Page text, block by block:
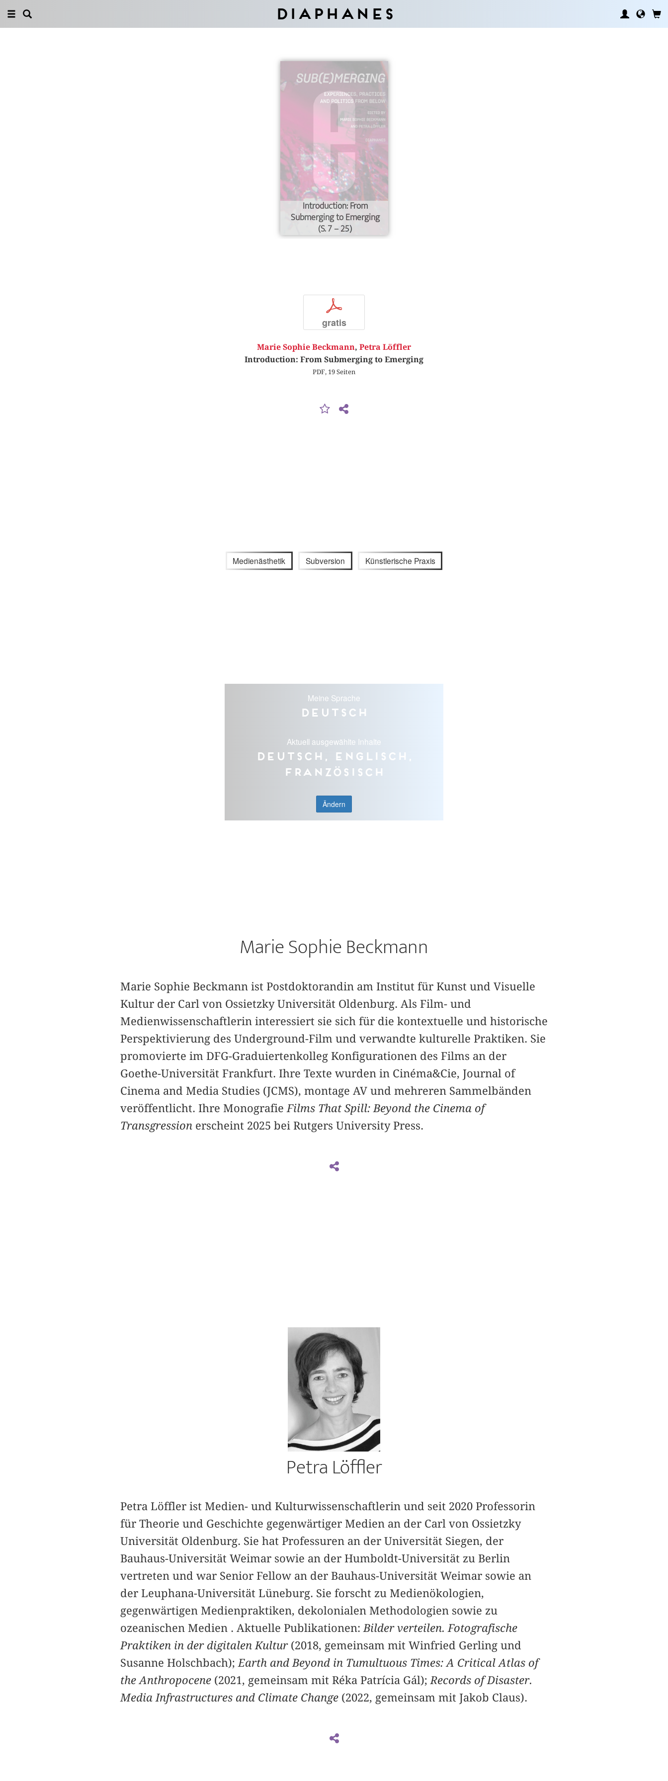
Diaphanes
Introduction: From
Submerging to Emerging
(S. 7 – 25)
p
gratis
Marie Sophie Beckmann, Petra Löffler
Introduction: From Submerging to Emerging
PDF, 19 Seiten
Medienästhetik Subversion Künstlerische Praxis
Meine Sprache
Deutsch
Aktuell ausgewählte Inhalte
Deutsch, Englisch,
Französisch
Ändern
Marie Sophie Beckmann
Marie Sophie Beckmann ist Postdoktorandin am Institut für Kunst und Visuelle
Kultur der Carl von Ossietzky Universität Oldenburg. Als Film- und
Medienwissenschaftlerin interessiert sie sich für die kontextuelle und historische
Perspektivierung des Underground-Film und verwandte kulturelle Praktiken. Sie
promovierte im DFG-Graduiertenkolleg Konfigurationen des Films an der
Goethe-Universität Frankfurt. Ihre Texte wurden in Cinéma&Cie, Journal of
Cinema and Media Studies (JCMS), montage AV und mehreren Sammelbänden
veröffentlicht. Ihre Monografie Films That Spill: Beyond the Cinema of
Transgressionerscheint 2025 bei Rutgers University Press.
Petra Löffler
Petra Löffler ist Medien- und Kulturwissenschaftlerin und seit 2020 Professorin
für Theorie und Geschichte gegenwärtiger Medien an der Carl von Ossietzky
Universität Oldenburg. Sie hat Professuren an der Universität Siegen, der
Bauhaus-Universität Weimar sowie an der Humboldt-Universität zu Berlin
vertreten und war Senior Fellow an der Bauhaus-Universität Weimar sowie an
der Leuphana-Universität Lüneburg. Sie forscht zu Medienökologien,
gegenwärtigen Medienpraktiken, dekolonialen Methodologien sowie zu
ozeanischen Medien . Aktuelle Publikationen:Bilder verteilen. Fotografische
Praktiken in der digitalen Kultur(2018, gemeinsam mit Winfried Gerling und
Susanne Holschbach);Earth and Beyond in Tumultuous Times: A Critical Atlas of
the Anthropocene(2021, gemeinsam mit Réka Patrícia Gál);Records of Disaster.
Media Infrastructures and Climate Change(2022, gemeinsam mit Jakob Claus).